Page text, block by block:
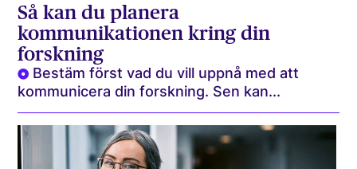
Så kan du planera
kommunikationen kring din
forskning
Bestäm först vad du vill uppnå med att
kommunicera din forskning. Sen kan...